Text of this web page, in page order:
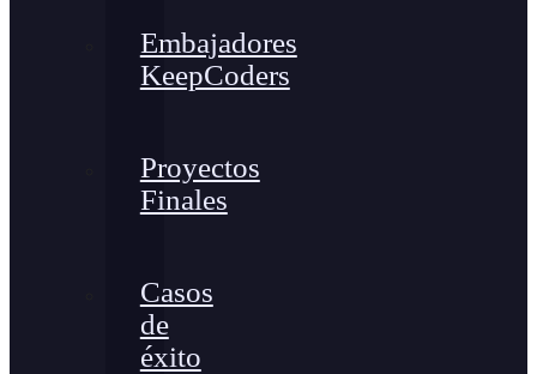
Embajadores
KeepCoders
Proyectos
Finales
Casos
de
éxito